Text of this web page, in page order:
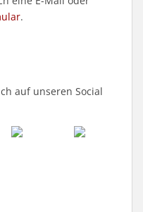
.
auf unseren Social